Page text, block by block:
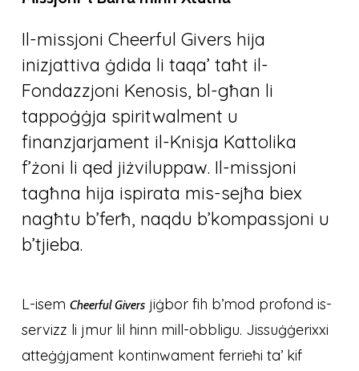
Il-missjoni Cheerful Givers hija
inizjattiva ġdida li taqa’ taħt il-
Fondazzjoni Kenosis, bl-għan li
tappoġġja spiritwalment u
finanzjarjament il-Knisja Kattolika
f’żoni li qed jiżviluppaw. Il-missjoni
tagħna hija ispirata mis-sejħa biex
nagħtu b’ferħ, naqdu b’kompassjoni u
b’tjieba.
L-isem Cheerful Giversjiġbor fih b’mod profond is-
servizz li jmur lil hinn mill-obbligu. Jissuġġerixxi
atteġġjament kontinwament ferrieħi ta’ kif